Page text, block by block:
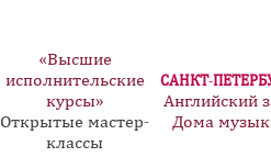
«Высшие
исполнительские
курсы»
Открытые мастер-
классы
САНКТ-
Английский
Дома